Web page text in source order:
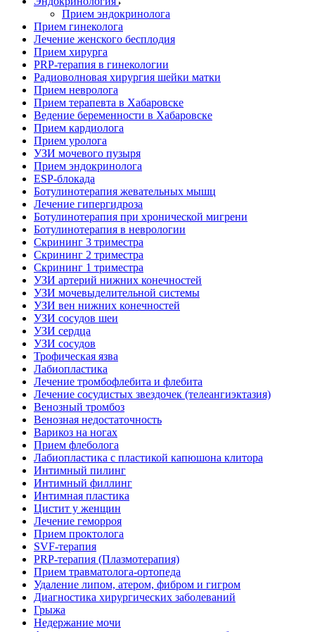
Прием эндокринолога
Прием гинеколога
Лечение женского бесплодия
Прием хирурга
PRP-терапия в гинекологии
Радиоволновая хирургия шейки матки
Прием невролога
Прием терапевта в Хабаровске
Ведение беременности в Хабаровске
Прием кардиолога
Прием уролога
УЗИ мочевого пузыря
Прием эндокринолога
ESP-блокада
Ботулинотерапия жевательных мышц
Лечение гипергидроза
Ботулинотерапия при хронической мигрени
Ботулинотерапия в неврологии
Скрининг 3 триместра
Скрининг 2 триместра
Скрининг 1 триместра
УЗИ артерий нижних конечностей
УЗИ мочевыделительной системы
УЗИ вен нижних конечностей
УЗИ сосудов шеи
УЗИ сердца
УЗИ сосудов
Трофическая язва
Лабиопластика
Лечение тромбофлебита и флебита
Лечение сосудистых звездочек (телеангиэктазия)
Венозный тромбоз
Венозная недостаточность
Варикоз на ногах
Прием флеболога
Лабиопластика с пластикой капюшона клитора
Интимный пилинг
Интимный филлинг
Интимная пластика
Цистит у женщин
Лечение геморроя
Прием проктолога
SVF-терапия
PRP-терапия (Плазмотерапия)
Прием травматолога-ортопеда
Удаление липом, атером, фибром и гигром
Диагностика хирургических заболеваний
Грыжа
Недержание мочи